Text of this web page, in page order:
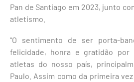
Pan de Santiago em 2023, junto
atletismo.
“O sentimento de ser porta-
felicidade, honra e gratidão por
atletas do nosso país,
Paulo. Assim como da primeira